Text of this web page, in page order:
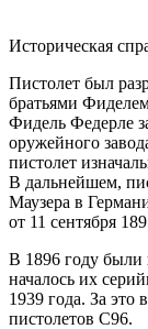
Историческая
Пистолет был
братьями
Фидель Федерле
оружейного
пистолет
В дальнейшем,
Маузера в
от 11 сентября
В 1896 году были
началось их
1939 года. За
пистолетов C96.